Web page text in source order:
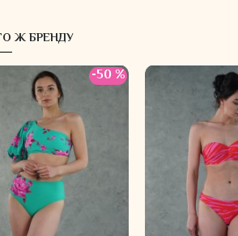
Ж БРЕНДУ
-50 %